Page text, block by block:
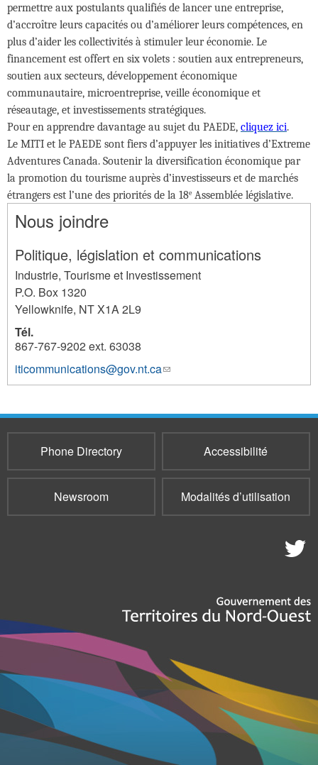
permettre aux postulants qualifiés de lancer une entreprise,
d’accroître leurs capacités ou d’améliorer leurs compétences, en
plus d’aider les collectivités à stimuler leur économie. Le
financement est offert en six volets : soutien aux entrepreneurs,
soutien aux secteurs, développement économique
communautaire, microentreprise, veille économique et
réseautage, et investissements stratégiques.
Pour en apprendre davantage au sujet du PAEDE, cliquez ici.
Le MITI et le PAEDE sont fiers d’appuyer les initiatives d’Extreme
Adventures Canada. Soutenir la diversification économique par
la promotion du tourisme auprès d’investisseurs et de marchés
étrangers est l’une des priorités de la 18e Assemblée législative.
Nous joindre
Politique, législation et communications
Industrie, Tourisme et Investissement
P.O. Box 1320
Yellowknife, NTX1A 2L9
Tél.
867-767-9202 ext. 63038
iticommunications@gov.nt.ca(link
sends
mail)
1253
Phone Directory Accessibilité
Newsroom Modalités d’utilisation